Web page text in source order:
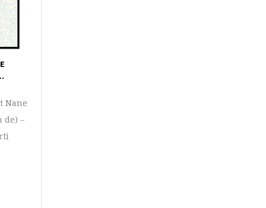
Nane
de) –